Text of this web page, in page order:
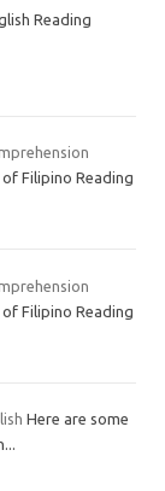
Reading
Filipino Reading
Filipino Reading
Here are some